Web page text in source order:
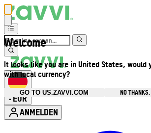
Welcome
It looks like you are in United States, would
with local currency?
GO TO US.ZAVVI.COM
NO
• EUR
ANMELDEN